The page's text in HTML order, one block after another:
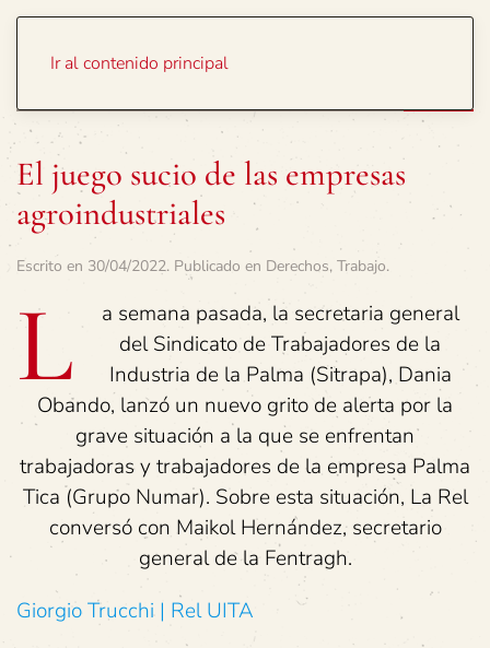
Ir al contenido principal
El juego sucio de las empresas
agroindustriales
Escrito en 30/04/2022. Publicado en Derechos, Trabajo.
L
a semana pasada, la secretaria general
del Sindicato de Trabajadores de la
Industria de la Palma (Sitrapa), Dania
Obando, lanzó un nuevo grito de alerta por la
grave situación a la que se enfrentan
trabajadoras y trabajadores de la empresa Palma
Tica (Grupo Numar). Sobre esta situación, La Rel
conversó con Maikol Hernández, secretario
general de la Fentragh.
Giorgio Trucchi | Rel UITA